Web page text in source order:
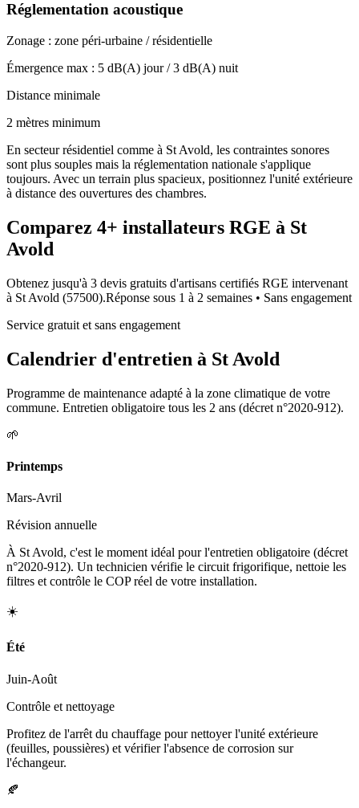
Réglementation acoustique
Zonage : zone péri-urbaine / résidentielle
Émergence max : 5 dB(A) jour /3 dB(A) nuit
Distance minimale
2 mètres minimum
En secteur résidentiel comme à St Avold, les contraintes sonores
sont plus souples mais la réglementation nationale s'applique
toujours. Avec un terrain plus spacieux, positionnez l'unité extérieure
à distance des ouvertures des chambres.
Comparez 4+ installateurs RGE à St
Avold
Obtenez jusqu'à 3 devis gratuits d'artisans certifiés RGE intervenant
à St Avold (57500).Réponse sous 1 à 2 semaines • Sans engagement
Service gratuit et sans engagement
Calendrier d'entretien à St Avold
Programme de maintenance adapté à la zone climatique de votre
commune. Entretien obligatoire tous les 2 ans (décret n°2020-912).
🌱
Printemps
Mars-Avril
Révision annuelle
À St Avold, c'est le moment idéal pour l'entretien obligatoire (décret
n°2020-912). Un technicien vérifie le circuit frigorifique, nettoie les
filtres et contrôle le COP réel de votre installation.
☀️
Été
Juin-Août
Contrôle et nettoyage
Profitez de l'arrêt du chauffage pour nettoyer l'unité extérieure
(feuilles, poussières) et vérifier l'absence de corrosion sur
l'échangeur.
🍂